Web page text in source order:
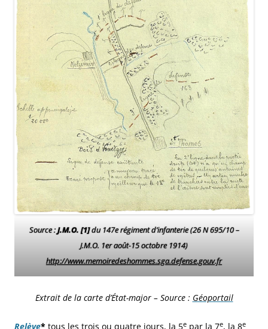
Source :J.M.O. [1]du 147e régiment d’infanterie (26 N 695/10 –
J.M.O. 1er août-15 octobre 1914)
http://www.memoiredeshommes.sga.defense.gouv.fr
Extrait de la carte d’État-major – Source : Géoportail
Relève* tous les trois ou quatre jours, la 5e par la 7e, la 8e